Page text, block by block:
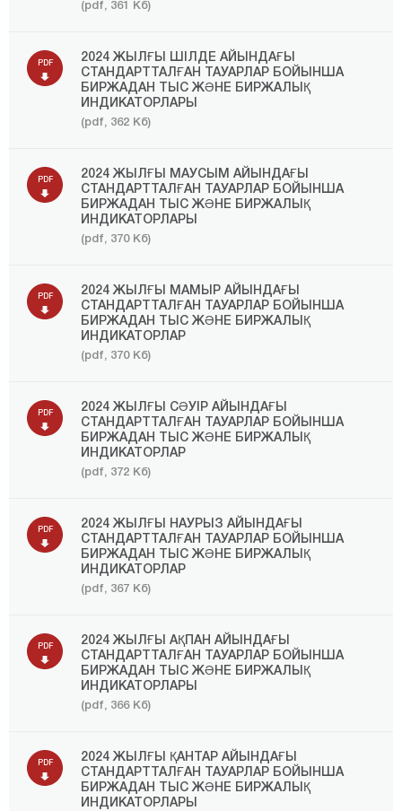
(pdf, 361 Кб)
PDF
2024 ЖЫЛҒЫ ШІЛДЕ АЙЫНДАҒЫ
СТАНДАРТТАЛҒАН ТАУАРЛАР БОЙЫНША
БИРЖАДАН ТЫС ЖӘНЕ БИРЖАЛЫҚ
ИНДИКАТОРЛАРЫ
(pdf, 362 Кб)
PDF
2024 ЖЫЛҒЫ МАУСЫМ АЙЫНДАҒЫ
СТАНДАРТТАЛҒАН ТАУАРЛАР БОЙЫНША
БИРЖАДАН ТЫС ЖӘНЕ БИРЖАЛЫҚ
ИНДИКАТОРЛАРЫ
(pdf, 370 Кб)
PDF
2024 ЖЫЛҒЫ МАМЫР АЙЫНДАҒЫ
СТАНДАРТТАЛҒАН ТАУАРЛАР БОЙЫНША
БИРЖАДАН ТЫС ЖӘНЕ БИРЖАЛЫҚ
ИНДИКАТОРЛАР
(pdf, 370 Кб)
PDF
2024 ЖЫЛҒЫ СӘУІР АЙЫНДАҒЫ
СТАНДАРТТАЛҒАН ТАУАРЛАР БОЙЫНША
БИРЖАДАН ТЫС ЖӘНЕ БИРЖАЛЫҚ
ИНДИКАТОРЛАР
(pdf, 372 Кб)
PDF
2024 ЖЫЛҒЫ НАУРЫЗ АЙЫНДАҒЫ
СТАНДАРТТАЛҒАН ТАУАРЛАР БОЙЫНША
БИРЖАДАН ТЫС ЖӘНЕ БИРЖАЛЫҚ
ИНДИКАТОРЛАР
(pdf, 367 Кб)
PDF
2024 ЖЫЛҒЫ АҚПАН АЙЫНДАҒЫ
СТАНДАРТТАЛҒАН ТАУАРЛАР БОЙЫНША
БИРЖАДАН ТЫС ЖӘНЕ БИРЖАЛЫҚ
ИНДИКАТОРЛАРЫ
(pdf, 366 Кб)
PDF
2024 ЖЫЛҒЫ ҚАНТАР АЙЫНДАҒЫ
СТАНДАРТТАЛҒАН ТАУАРЛАР БОЙЫНША
БИРЖАДАН ТЫС ЖӘНЕ БИРЖАЛЫҚ
ИНДИКАТОРЛАРЫ